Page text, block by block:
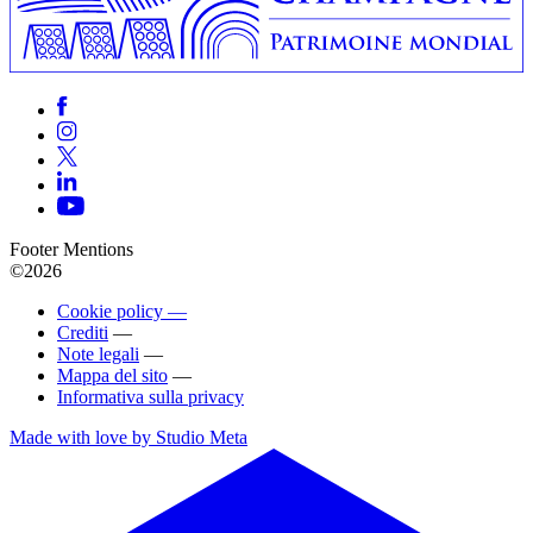
Footer Mentions
©2026
Cookie policy —
Crediti —
Note legali —
Mappa del sito —
Informativa sulla privacy
Made with love by Studio Meta